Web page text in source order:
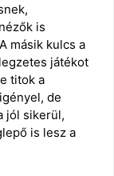
is
másik kulcs a
játékot
titok a
de
jól sikerül,
is lesz a